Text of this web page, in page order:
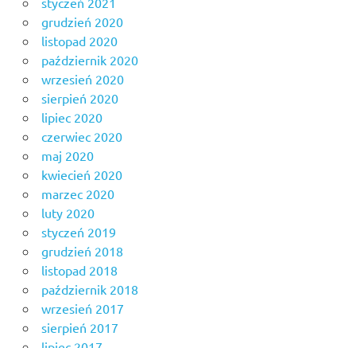
grudzień 2020
listopad 2020
październik 2020
wrzesień 2020
sierpień 2020
lipiec 2020
czerwiec 2020
maj 2020
kwiecień 2020
marzec 2020
luty 2020
styczeń 2019
grudzień 2018
listopad 2018
październik 2018
wrzesień 2017
sierpień 2017